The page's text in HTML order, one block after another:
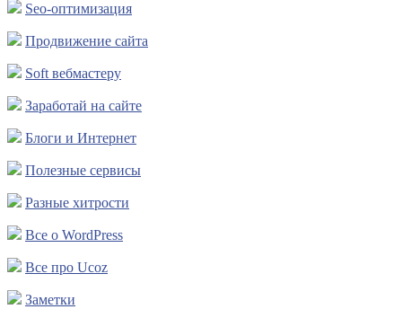
Seo-оптимизация
Продвижение сайта
Soft вебмастеру
Заработай на сайте
Блоги и Интернет
Полезные сервисы
Разные хитрости
Все о WordPress
Все про Ucoz
Заметки